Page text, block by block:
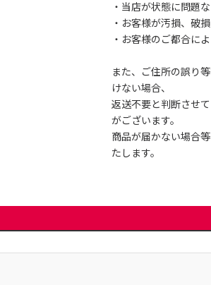
・当店が状態に問題
・お客様が汚損、破
・お客様のご都合に
また、ご住所の誤り
けない場合、
返送不要と判断させ
がございます。
商品が届かない場合
たします。